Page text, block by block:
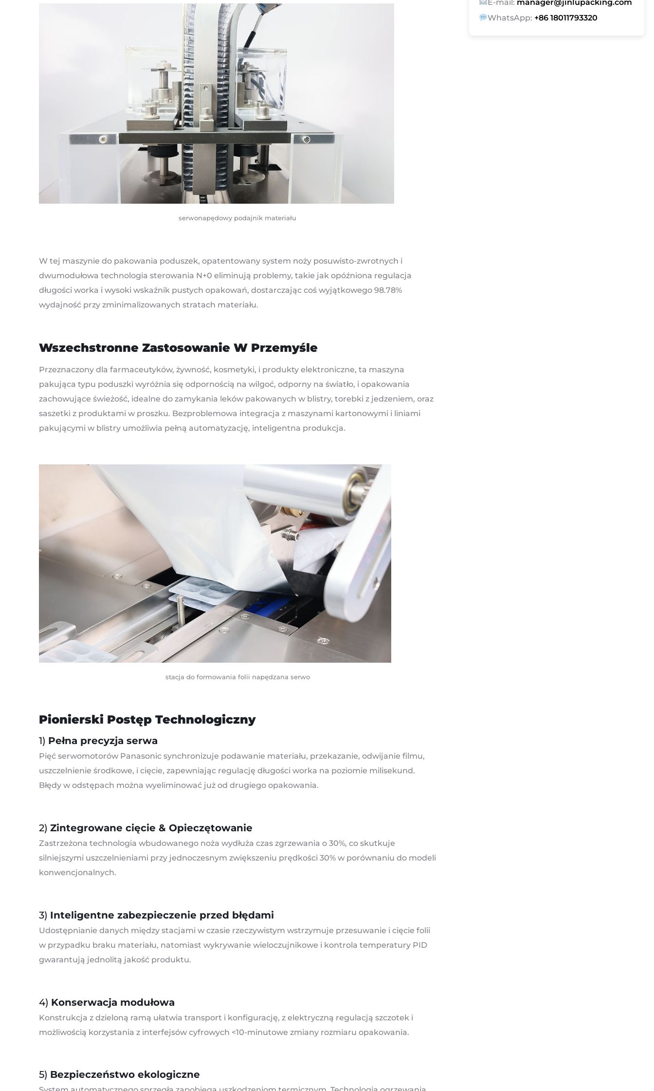
E-mail: manager@jinlupacking.com
WhatsApp: +86 18011793320
serwonapędowy podajnik materiału
W tej maszynie do pakowania poduszek, opatentowany system noży posuwisto-zwrotnych i
dwumodułowa technologia sterowania N+0 eliminują problemy, takie jak opóźniona regulacja
długości worka i wysoki wskaźnik pustych opakowań, dostarczając coś wyjątkowego 98.78%
wydajność przy zminimalizowanych stratach materiału.
Wszechstronne Zastosowanie W Przemyśle
Przeznaczony dla farmaceutyków, żywność, kosmetyki, i produkty elektroniczne, ta maszyna
pakująca typu poduszki wyróżnia się odpornością na wilgoć, odporny na światło, i opakowania
zachowujące świeżość, idealne do zamykania leków pakowanych w blistry, torebki z jedzeniem, oraz
saszetki z produktami w proszku. Bezproblemowa integracja z maszynami kartonowymi i liniami
pakującymi w blistry umożliwia pełną automatyzację, inteligentna produkcja.
stacja do formowania folii napędzana serwo
Pionierski Postęp Technologiczny
1) Pełna precyzja serwa
Pięć serwomotorów Panasonic synchronizuje podawanie materiału, przekazanie, odwijanie filmu,
uszczelnienie środkowe, i cięcie, zapewniając regulację długości worka na poziomie milisekund.
Błędy w odstępach można wyeliminować już od drugiego opakowania.
2) Zintegrowane cięcie & Opieczętowanie
Zastrzeżona technologia wbudowanego noża wydłuża czas zgrzewania o 30%, co skutkuje
silniejszymi uszczelnieniami przy jednoczesnym zwiększeniu prędkości 30% w porównaniu do modeli
konwencjonalnych.
3) Inteligentne zabezpieczenie przed błędami
Udostępnianie danych między stacjami w czasie rzeczywistym wstrzymuje przesuwanie i cięcie folii
w przypadku braku materiału, natomiast wykrywanie wieloczujnikowe i kontrola temperatury PID
gwarantują jednolitą jakość produktu.
4) Konserwacja modułowa
Konstrukcja z dzieloną ramą ułatwia transport i konfigurację, z elektryczną regulacją szczotek i
możliwością korzystania z interfejsów cyfrowych <10-minutowe zmiany rozmiaru opakowania.
5) Bezpieczeństwo ekologiczne